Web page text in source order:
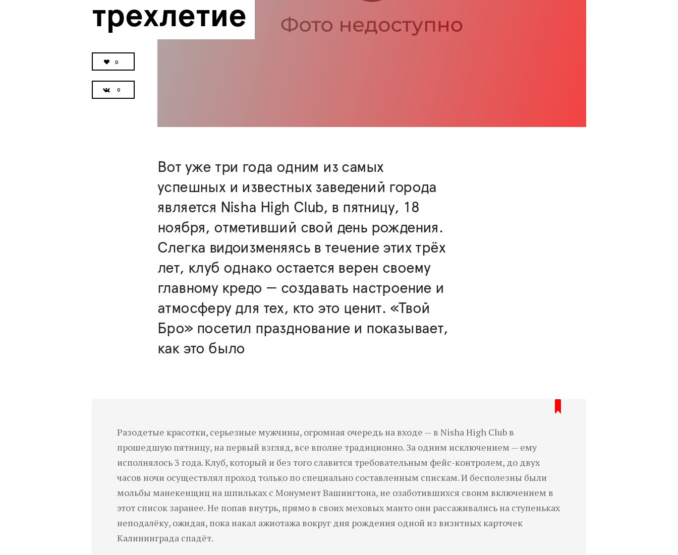
трехлетие
0
Вот уже три года одним из самых
успешных и известных заведений города
является Nisha High Club, в пятницу, 18
ноября, отметивший свой день рождения.
Слегка видоизменяясь в течение этих трёх
лет, клуб однако остается верен своему
главному кредо — создавать настроение и
атмосферу для тех, кто это ценит. «Твой
Бро» посетил празднование и показывает,
как это было
Разодетые красотки, серьезные мужчины, огромная очередь на входе — в Nisha High Club в
прошедшую пятницу, на первый взгляд, все вполне традиционно. За одним исключением — ему
исполнялось 3 года. Клуб, который и без того славится требовательным фейс-контролем, до двух
часов ночи осуществлял проход только по специально составленным спискам. И бесполезны были
мольбы манекенщиц на шпильках с Монумент Вашингтона, не озаботившихся своим включением в
этот список заранее. Не попав внутрь, прямо в своих меховых манто они рассаживались на ступеньках
неподалёку, ожидая, пока накал ажиотажа вокруг дня рождения одной из визитных карточек
Калининграда спадёт.